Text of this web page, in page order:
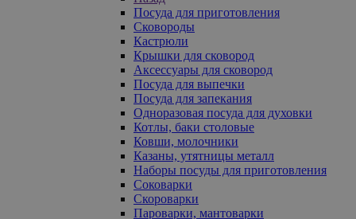
Посуда для приготовления
Сковороды
Кастрюли
Крышки для сковород
Аксессуары для сковород
Посуда для выпечки
Посуда для запекания
Одноразовая посуда для духовки
Котлы, баки столовые
Ковши, молочники
Казаны, утятницы металл
Наборы посуды для приготовления
Соковарки
Скороварки
Пароварки, мантоварки